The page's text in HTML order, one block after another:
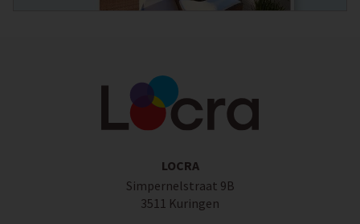
LOCRA
Simpernelstraat 9B
3511 Kuringen